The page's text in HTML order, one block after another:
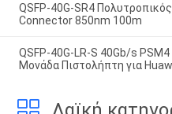
QSFP-40G-SR4
Connector 850nm 100m
QSFP-40G-LR-S 40Gb/s
Μονάδα Πιστολήπτη για